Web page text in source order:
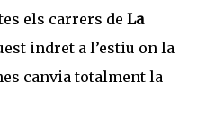
els carrers de La
indret a l’estiu on la
canvia totalment la